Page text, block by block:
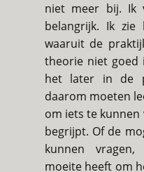
niet meer bij. Ik
belangrijk. Ik
waaruit de
theorie niet goed
het later in de
daarom moeten
om iets te
begrijpt. Of de
kunnen
moeite heeft om